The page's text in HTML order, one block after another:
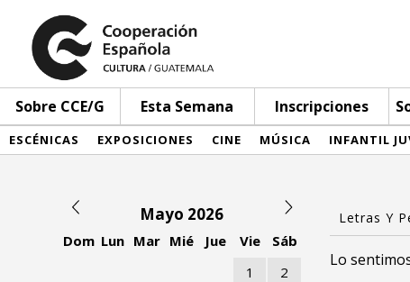
Sobre CCE/G Esta Semana Inscripciones
ESCÉNICAS EXPOSICIONES CINE MÚSICA INFANTIL
Mayo 2026
Dom Lun Mar Mié Jue Vie
Sáb
1
2
Lo